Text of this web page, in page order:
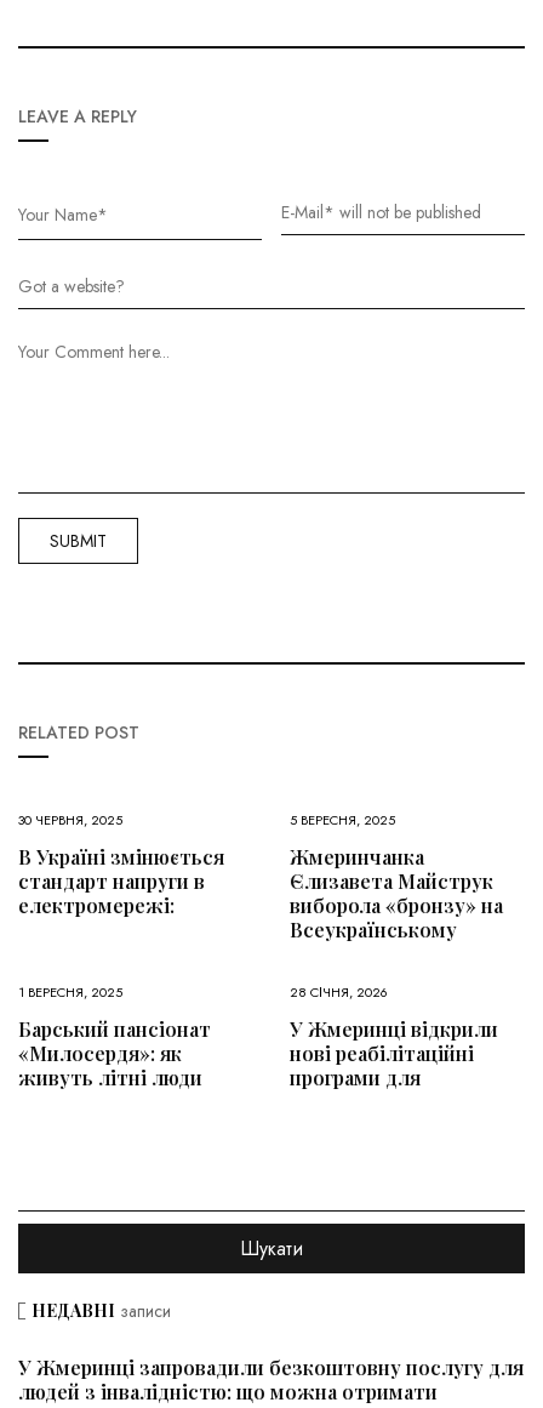
LEAVE A REPLY
RELATED POST
30 ЧЕРВНЯ, 2025
В Україні змінюється
стандарт напруги в
електромережі:
5 ВЕРЕСНЯ, 2025
Жмеринчанка
Єлизавета Майструк
виборола «бронзу» на
Всеукраїнському
1 ВЕРЕСНЯ, 2025
Барський пансіонат
«Милосердя»: як
живуть літні люди
28 СІЧНЯ, 2026
У Жмеринці відкрили
нові реабілітаційні
програми для
НЕДАВНІ записи
У Жмеринці запровадили безкоштовну послугу для
людей з інвалідністю: що можна отримати